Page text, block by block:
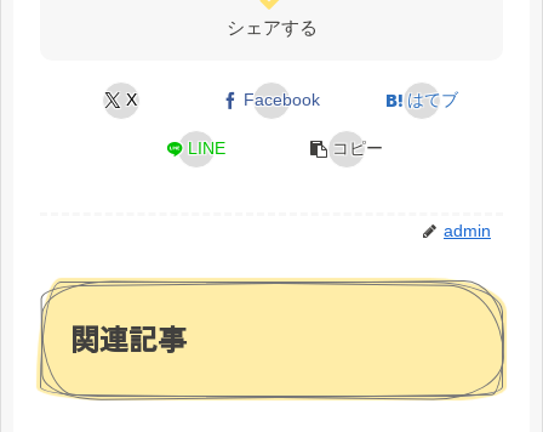
シェアする
X Facebook はてブ
LINE コピー
admin
関連記事